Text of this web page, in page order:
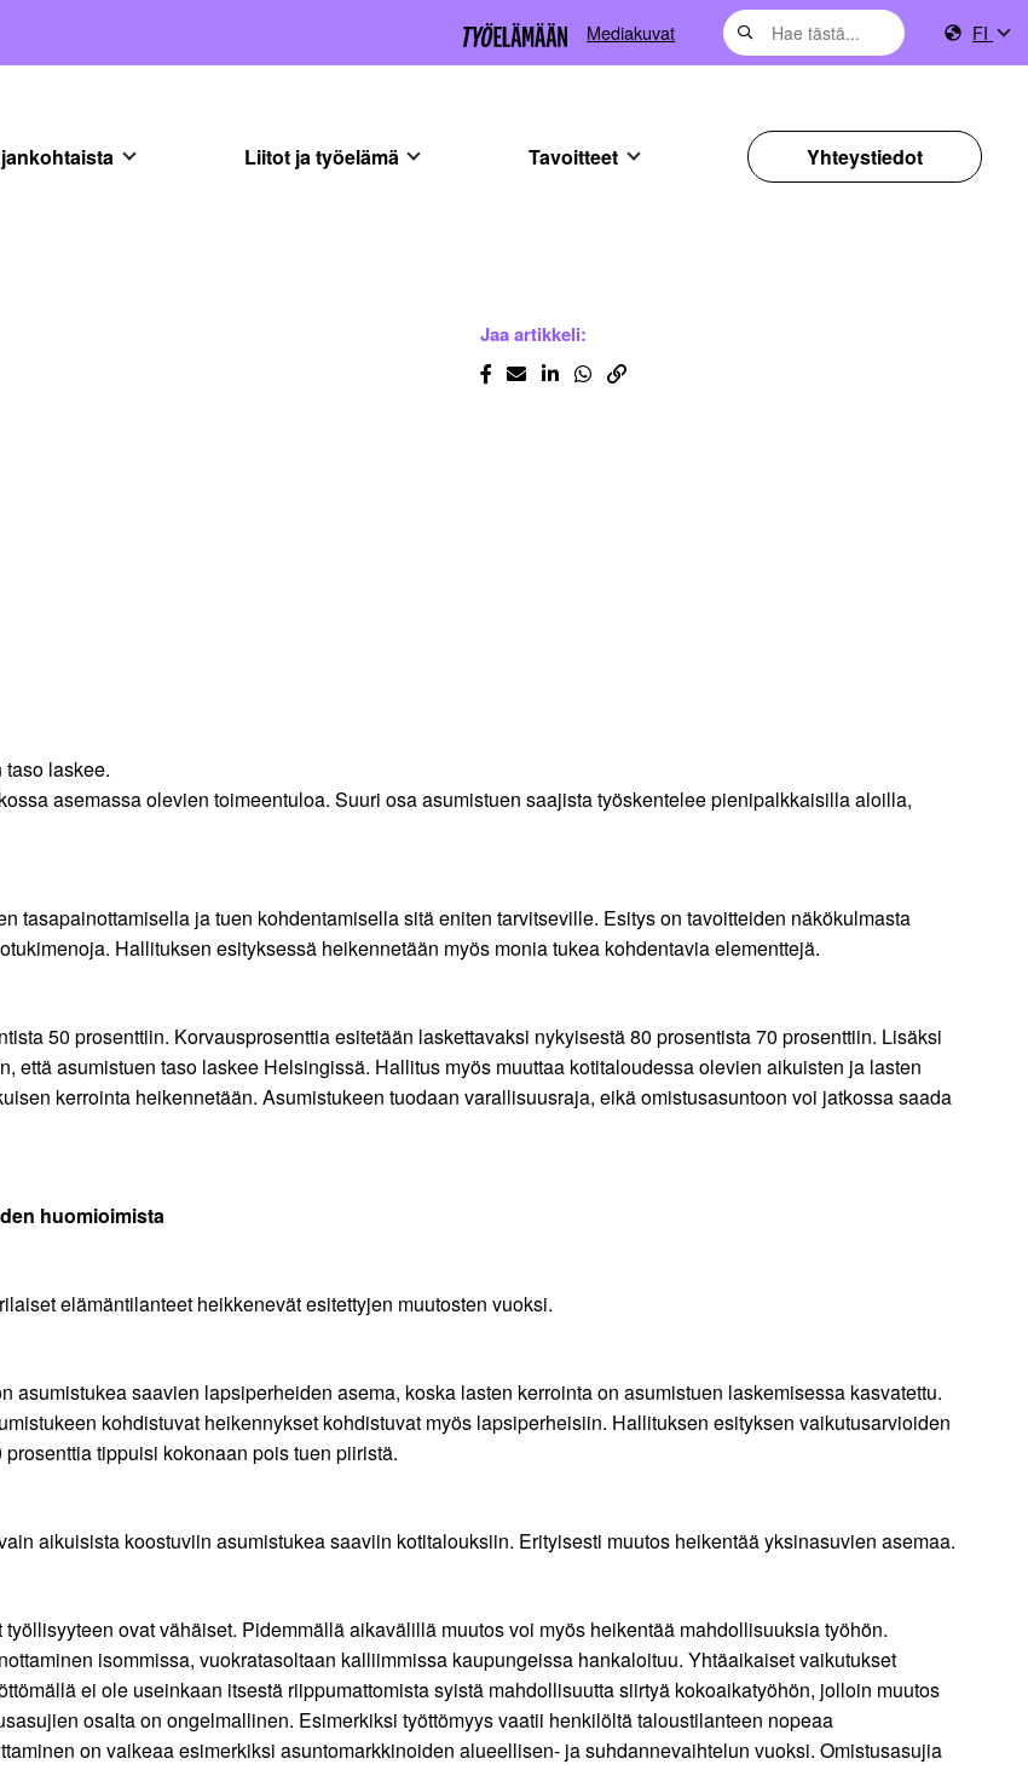
Mediakuvat FI
Liitot ja työelämä Tavoitteet Yhteystiedot
Jaa artikkeli:
laskee.
asemassa olevien toimeentuloa. Suuri osa asumistuen saajista työskentelee pienipalkkaisilla aloilla,
tasapainottamisella ja tuen kohdentamisella sitä eniten tarvitseville. Esitys on tavoitteiden näkökulmasta
Hallituksen esityksessä heikennetään myös monia tukea kohdentavia elementtejä.
50 prosenttiin. Korvausprosenttia esitetään laskettavaksi nykyisestä 80 prosentista 70 prosenttiin. Lisäksi
että asumistuen taso laskee Helsingissä. Hallitus myös muuttaa kotitaloudessa olevien aikuisten ja lasten
kerrointa heikennetään. Asumistukeen tuodaan varallisuusraja, eikä omistusasuntoon voi jatkossa saada
huomioimista
elämäntilanteet heikkenevät esitettyjen muutosten vuoksi.
asumistukea saavien lapsiperheiden asema, koska lasten kerrointa on asumistuen laskemisessa kasvatettu.
kohdistuvat heikennykset kohdistuvat myös lapsiperheisiin. Hallituksen esityksen vaikutusarvioiden
tippuisi kokonaan pois tuen piiristä.
aikuisista koostuviin asumistukea saaviin kotitalouksiin. Erityisesti muutos heikentää yksinasuvien asemaa.
ovat vähäiset. Pidemmällä aikavälillä muutos voi myös heikentää mahdollisuuksia työhön.
isommissa, vuokratasoltaan kalliimmissa kaupungeissa hankaloituu. Yhtäaikaiset vaikutukset
ei ole useinkaan itsestä riippumattomista syistä mahdollisuutta siirtyä kokoaikatyöhön, jolloin muutos
osalta on ongelmallinen. Esimerkiksi työttömyys vaatii henkilöltä taloustilanteen nopeaa
on vaikeaa esimerkiksi asuntomarkkinoiden alueellisen- ja suhdannevaihtelun vuoksi. Omistusasujia